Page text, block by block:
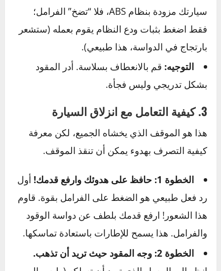
عندما تمر مؤخرة السيارة التي أمامك بهذه العلامة،
ابدأ بالعد: “ألف وواحد، ألف واثنان…”. يجب أن تصل
إلى 8 ثوانٍ على الأقل قبل أن تصل سيارتك إلى
نفس العلامة.
تجنب أي حركة مفاجئة. كل مدخلاتك (توجيه، فرملة،
تسارع) يجب أن تكون لطيفة وتدريجية.
دوران الإطارات في مكانها وفقدان التماسك.
الفرملة:ابدأ بالفرملة في وقت أبكر بكثير من
المعتاد. اضغط على الفرامل بلطف وثبات. إذا كانت
سيارتك مزودة بنظام ABS، فلا “تضخ” الفرامل؛
فقط اضغط بثبات ودع النظام يقوم بعمله (ستشعر